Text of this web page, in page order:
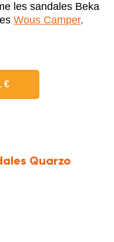
les sandales Beka
Wous Camper.
€
Quarzo